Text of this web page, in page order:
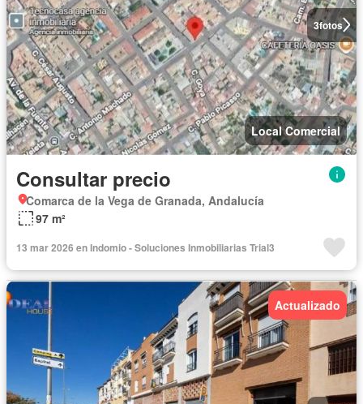
3fotos
Local Comercial
Consultar precio
Comarca de la Vega de Granada, Andalucía
97 m²
13 mar 2026 en Indomio - Soluciones Inmobiliarias Trial3
Actualizado